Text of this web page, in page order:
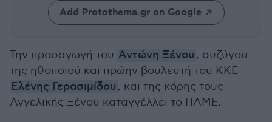
Add Protothema.gr on Google
Την προσαγωγή του Αντώνη Ξένου , συζύγου
της ηθοποιού και πρώην βουλευτή του ΚΚΕ
Ελένης Γερασιμίδου , και της κόρης τους
Αγγελικής Ξένου καταγγέλλει το ΠΑΜΕ.